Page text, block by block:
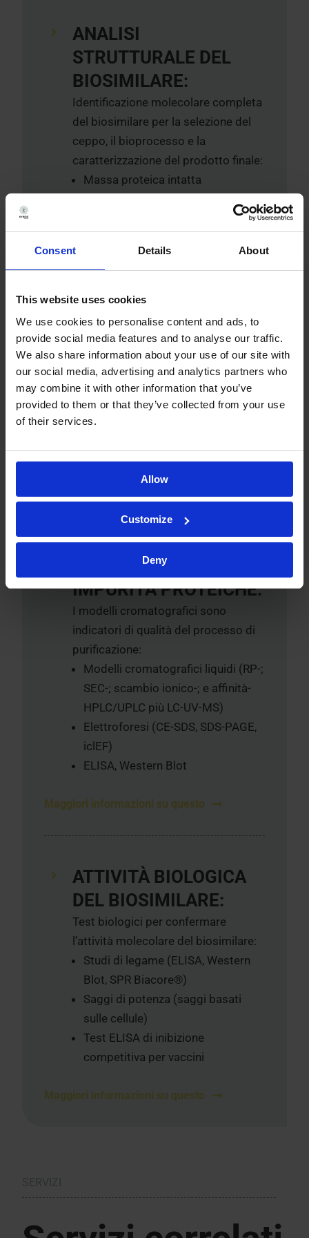
Consent Details About
This website uses cookies
We use cookies to personalise content and ads, to
provide social media features and to analyse our traffic.
We also share information about your use of our site with
our social media, advertising and analytics partners who
may combine it with other information that you’ve
provided to them or that they’ve collected from your use
of their services.
Allow
Customize
Deny
ANALISI
STRUTTURALE DEL
BIOSIMILARE:
Identificazione molecolare completa
del biosimilare per la selezione del
ceppo, il bioprocesso e la
caratterizzazione del prodotto finale:
Massa proteica intatta
amminoacidi (LC-UV-MS/MS, QTof,
Sequenziamento N e C-terminale
della proteina intatta (MALDI-TOF
e degradazione di Edman)
Siti di glicosilazione e
fosforilazione (LC-UV-MS)
Profili di glicosilazione (GC, LC,
MS/MS, elettroforesi capillare)
IDENTITÀ,
CONTENUTO,
IMPURITÀ PROTEICHE:
I modelli cromatografici sono
indicatori di qualità del processo di
purificazione:
Modelli cromatografici liquidi (RP-;
SEC-; scambio ionico-; e affinità-
HPLC/UPLC più LC-UV-MS)
Elettroforesi (CE-SDS, SDS-PAGE,
iclEF)
ELISA, Western Blot
Maggiori informazioni su questo
ATTIVITÀ BIOLOGICA
DEL BIOSIMILARE:
Test biologici per confermare
l’attività molecolare del biosimilare:
Studi di legame (ELISA, Western
Blot, SPR Biacore®)
Saggi di potenza (saggi basati
sulle cellule)
Test ELISA di inibizione
competitiva per vaccini
Maggiori informazioni su questo